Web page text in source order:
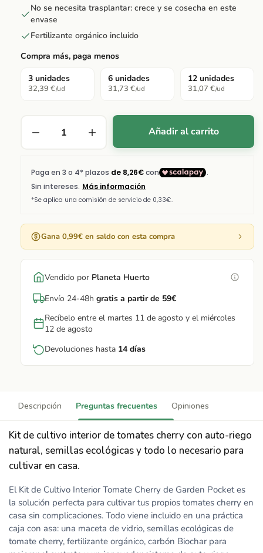
No se necesita trasplantar: crece y se cosecha en este
envase
Fertilizante orgánico incluido
Compra más, paga menos
3 unidades
32,39 €/ud
6 unidades
31,73 €/ud
12 unidades
31,07 €/ud
Añadir al carrito
Gana 0,99€ en saldo con esta compra
Vendido por Planeta Huerto
Envío 24-48h gratis a partir de 59€
Recíbelo entre el martes 11 de agosto y el miércoles
12 de agosto
Devoluciones hasta 14 días
Descripción Preguntas frecuentes Opiniones
Kit de cultivo interior de tomates cherry con auto-riego
natural, semillas ecológicas y todo lo necesario para
cultivar en casa.
El Kit de Cultivo Interior Tomate Cherry de Garden Pocket es
la solución perfecta para cultivar tus propios tomates cherry en
casa sin complicaciones. Todo viene incluido en una práctica
caja con asa: una maceta de vidrio, semillas ecológicas de
tomate cherry, fertilizante orgánico, carbón Biochar para